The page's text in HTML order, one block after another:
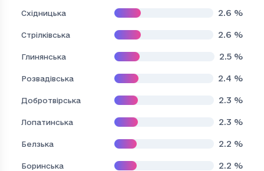
Східницька 2.6 %
Стрілківська 2.6 %
Глинянська 2.5 %
Розвадівська 2.4 %
Добротвірська 2.3 %
Лопатинська 2.3 %
Белзька 2.2 %
Боринська 2.2 %